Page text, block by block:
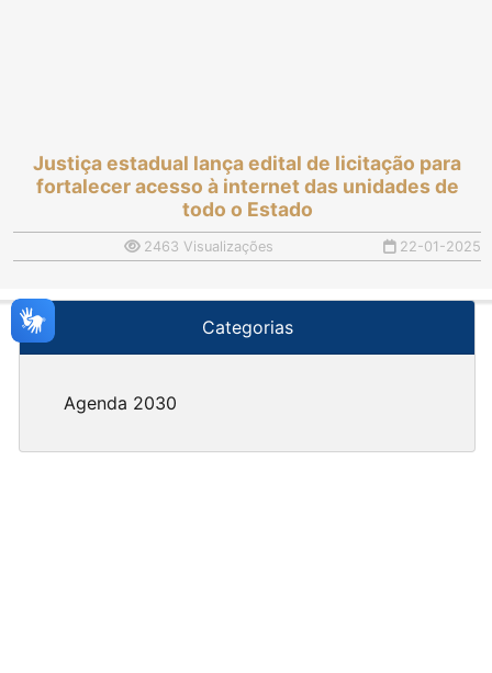
Justiça estadual lança edital de licitação para
fortalecer acesso à internet das unidades de
todo o Estado
2463 Visualizações 22-01-2025
Categorias
Agenda 2030